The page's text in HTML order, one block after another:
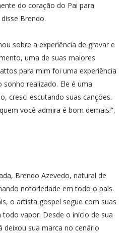
do coração do Pai para
Brendo.
sobre a experiência de gravar e
uma de suas maiores
para mim foi uma experiência
realizado. Ele é uma
cresci escutando suas canções.
você admira é bom demais!”,
Brendo Azevedo, natural de
notoriedade em todo o país.
o artista gospel segue com suas
vapor. Desde o início de sua
deixou sua marca no cenário